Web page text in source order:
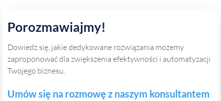
Porozmawiajmy!
Dowiedz się, jakie dedykowane rozwiązania możemy
zaproponować dla zwiększenia efektywności i automatyzacji
Twojego biznesu.
Umów się na rozmowę z naszym konsultantem